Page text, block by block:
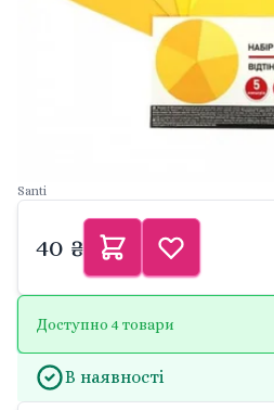
Santi
40 ₴
Доступно 4 товари
В наявності